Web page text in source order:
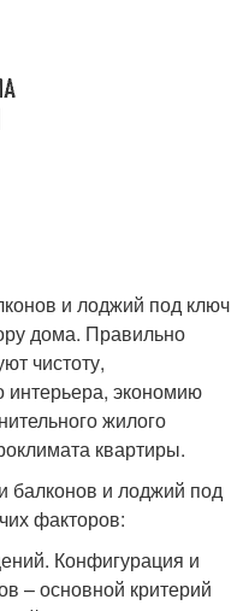
и лоджий под ключ
дома. Правильно
чистоту,
интерьера, экономию
жилого
квартиры.
балконов и лоджий под
факторов:
Конфигурация и
– основной критерий